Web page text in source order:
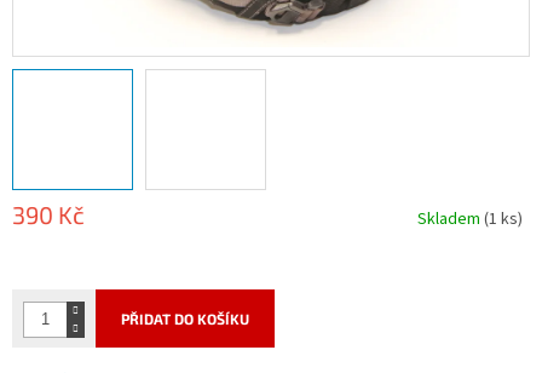
390 Kč Skladem(1 ks)
PŘIDAT DO KOŠÍKU